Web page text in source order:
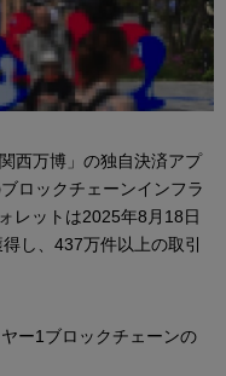
西万博」の独自決済アプ
ロックチェーンインフラ
レットは2025年8月18日
し、437万件以上の取引
ー1ブロックチェーンの